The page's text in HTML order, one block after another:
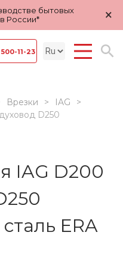
бытовых
России*
×
11-23
Врезки
IAG
D250
IAG D200
ERA